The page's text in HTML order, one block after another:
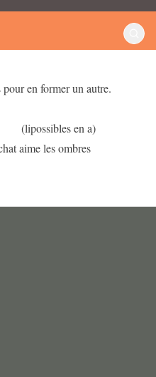
en former un autre.
(lipossibles en a)
aime les ombres